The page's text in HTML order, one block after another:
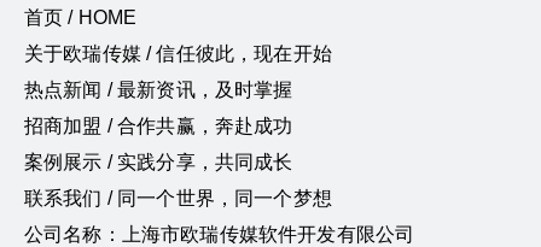
首页 / HOME
关于欧瑞传媒 / 信任彼此，现在开始
热点新闻 / 最新资讯，及时掌握
招商加盟 / 合作共赢，奔赴成功
案例展示 / 实践分享，共同成长
联系我们 / 同一个世界，同一个梦想
公司名称：上海市欧瑞传媒软件开发有限公司